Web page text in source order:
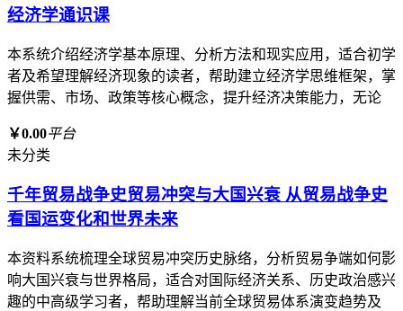
经济学通识课
本系统介绍经济学基本原理、分析方法和现实应用，适合初学
者及希望理解经济现象的读者，帮助建立经济学思维框架，掌
握供需、市场、政策等核心概念，提升经济决策能力，无论
￥0.00平台
未分类
千年贸易战争史贸易冲突与大国兴衰 从贸易战争史
看国运变化和世界未来
本资料系统梳理全球贸易冲突历史脉络，分析贸易争端如何影
响大国兴衰与世界格局，适合对国际经济关系、历史政治感兴
趣的中高级学习者，帮助理解当前全球贸易体系演变趋势及